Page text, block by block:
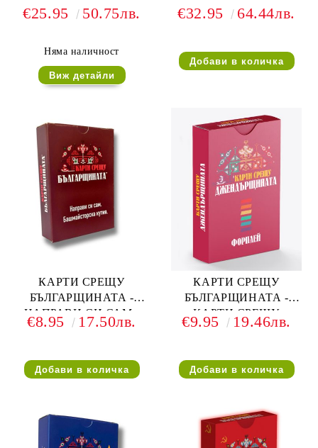
€25.95 50.75лв.
Няма наличност
Виж детайли
€32.95 64.44лв.
КАРТИ СРЕЩУ
БЪЛГАРЩИНАТА -
НАПРАВИ СИ САМ -
РАЗШИРЕНИЕ
€8.95 17.50лв.
КАРТИ СРЕЩУ
БЪЛГАРЩИНАТА -
КАРТИ СРЕЩУ
ДЖЕНДЪРЩИНАТА -
€9.95 19.46лв.